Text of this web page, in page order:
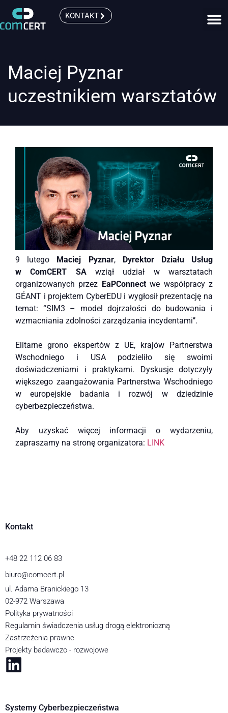
KONTAKT
Maciej Pyznar
uczestnikiem warsztatów
9 lutego Maciej Pyznar,Dyrektor Działu Usług
w ComCERT SAwziął udział w warsztatach
organizowanych przez EaPConnectwe współpracy z
GÉANT i projektem CyberEDU i wygłosił prezentację na
temat: “SIM3 – model dojrzałości do budowania i
wzmacniania zdolności zarządzania incydentami’’.
Elitarne grono ekspertów z UE, krajów Partnerstwa
Wschodniego i USA podzieliło się swoimi
doświadczeniami i praktykami. Dyskusje dotyczyły
większego zaangażowania Partnerstwa Wschodniego
w europejskie badania i rozwój w dziedzinie
cyberbezpieczeństwa.
Aby uzyskać więcej informacji o wydarzeniu,
zapraszamy na stronę organizatora: LINK
Kontakt
+48 22 112 06 83
biuro@comcert.pl
ul. Adama Branickiego 13
02-972 Warszawa
Polityka prywatności
Regulamin świadczenia usług drogą elektroniczną
Zastrzeżenia prawne
Projekty badawczo - rozwojowe
Systemy Cyberbezpieczeństwa